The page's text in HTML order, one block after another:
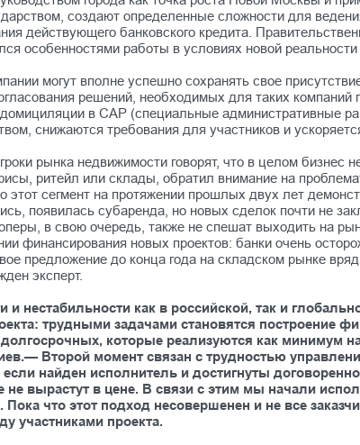
создают определенные сложности для
действующего банковского кредита.
особенностями работы в условиях новой
могут вполне успешно сохранять свое
решений, необходимых для таких
в САР (специальные административные
снижаются требования для участников и
рынка недвижимости говорят, что в целом
ритейл или склады, обратил внимание на
этот сегмент на протяжении прошлых двух лет
появилась субаренда, но новых сделок почти не
в свою очередь, также не спешат выходить на
финансирования новых проектов: банки очень
предложение до конца года на складском рынке
эксперт.
и нестабильности как в российской, так и
трудными задачами становятся построение
которые реализуются как минимум
Второй момент связан с трудностью
найден исполнитель и достигнуты
не вырастут в цене. В связи с этим мы начали
что этот подход несовершенен и не все
участниками проекта.